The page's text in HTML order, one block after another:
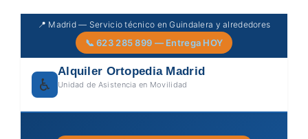
Skip
content
📍 Madrid — Servicio técnico en Guindalera y alrededores
📞 623 285 899 — Entrega HOY
♿
Alquiler Ortopedia Madrid
Unidad de Asistencia en Movilidad